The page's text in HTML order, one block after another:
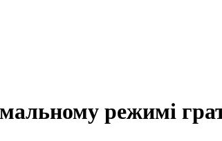
режимі